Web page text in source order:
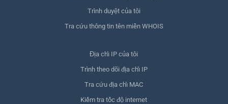
Trình duyệt của tôi
Tra cứu thông tin tên miền WHOIS
Địa chỉ IP của tôi
Trình theo dõi địa chỉ IP
Tra cứu địa chỉ MAC
Kiểm tra tốc độ internet